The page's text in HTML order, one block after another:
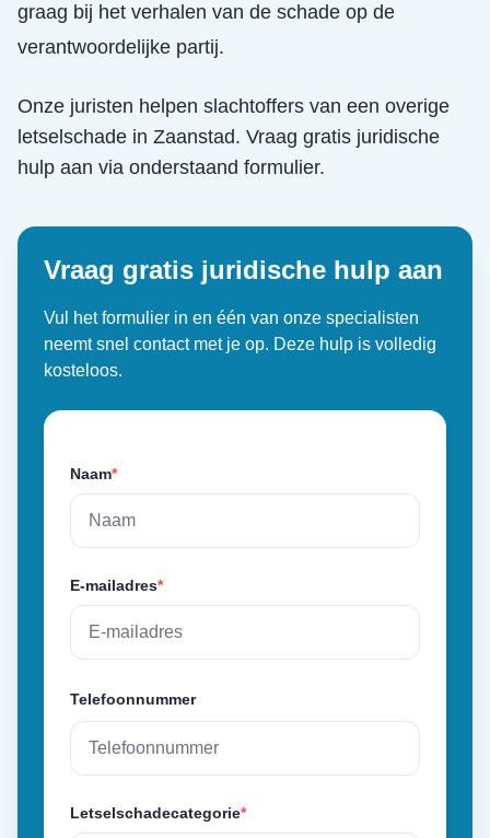
graag bij het verhalen van de schade op de
verantwoordelijke partij.
Onze juristen helpen slachtoffers van een overige
letselschade in Zaanstad. Vraag gratis juridische
hulp aan via onderstaand formulier.
Vraag gratis juridische hulp aan
Vul het formulier in en één van onze specialisten
neemt snel contact met je op. Deze hulp is volledig
kosteloos.
Naam*
E-mailadres*
Telefoonnummer
Letselschadecategorie*